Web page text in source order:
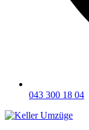
043 300 18 04